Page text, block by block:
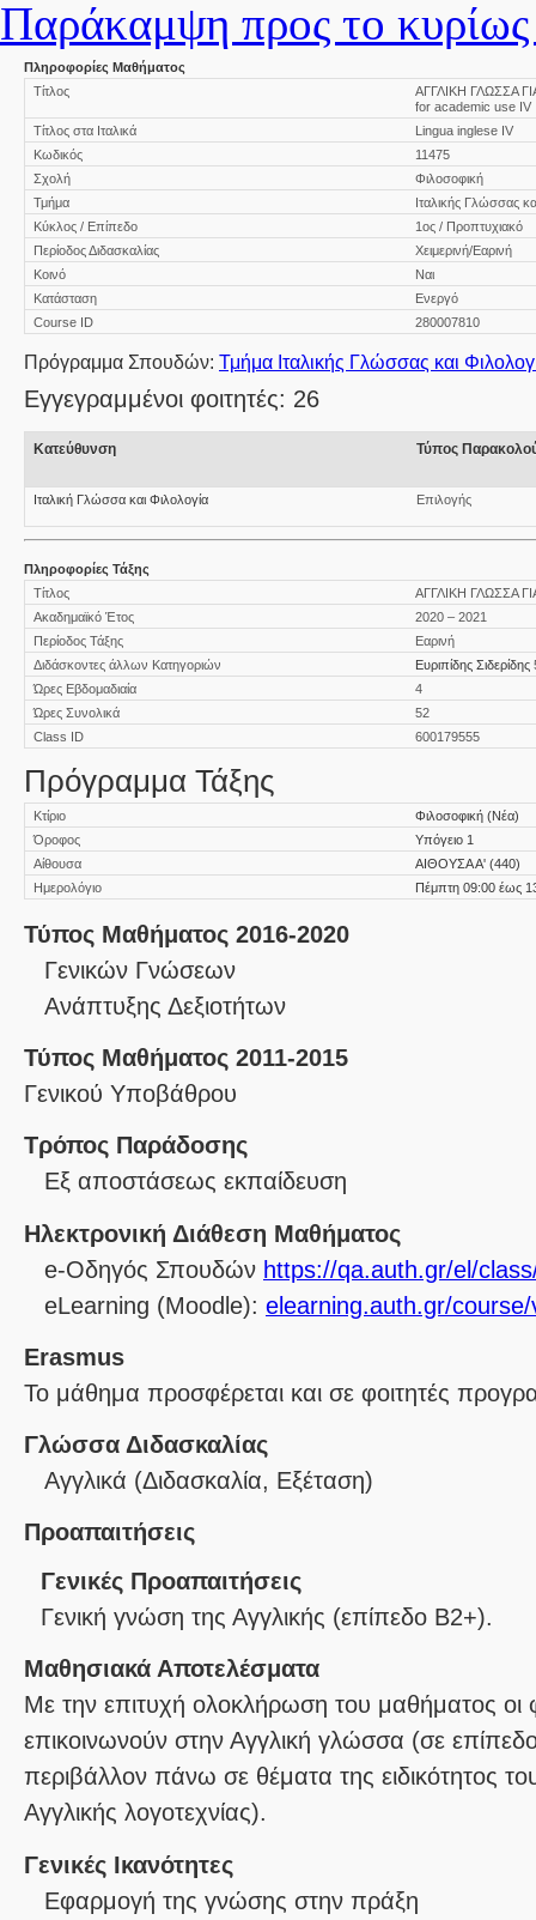
Παράκαμψη προς το κυρίως
Πληροφορίες Μαθήματος
Τίτλος
ΑΓΓΛΙΚΗ ΓΛΩΣΣΑ
for academic use IV
Τίτλος στα Ιταλικά
Lingua inglese IV
Κωδικός
11475
Σχολή
Φιλοσοφική
Τμήμα
Ιταλικής Γλώσσας
Κύκλος / Επίπεδο
1ος / Προπτυχιακό
Περίοδος Διδασκαλίας
Χειμερινή/Εαρινή
Κοινό
Ναι
Κατάσταση
Ενεργό
Course ID
280007810
Πρόγραμμα Σπουδών: Τμήμα Ιταλικής Γλώσσας και
Εγγεγραμμένοι φοιτητές: 26
Κατεύθυνση Τύπος
Ιταλική Γλώσσα και Φιλολογία Επιλογής
Πληροφορίες Τάξης
Τίτλος
ΑΓΓΛΙΚΗ ΓΛΩΣΣΑ
Ακαδημαϊκό Έτος
2020 – 2021
Περίοδος Τάξης
Εαρινή
Διδάσκοντες άλλων Κατηγοριών
Ευριπίδης Σιδερίδης
Ώρες Εβδομαδιαία
4
Ώρες Συνολικά
52
Class ID
600179555
Πρόγραμμα Τάξης
Κτίριο
Φιλοσοφική (Νέα)
Όροφος
Υπόγειο 1
Αίθουσα
ΑΙΘΟΥΣΑ Α' (440)
Ημερολόγιο
Πέμπτη 09:00 έως
Τύπος Μαθήματος 2016-2020
Γενικών Γνώσεων
Ανάπτυξης Δεξιοτήτων
Τύπος Μαθήματος 2011-2015
Γενικού Υποβάθρου
Τρόπος Παράδοσης
Eξ απoστάσεως εκπαίδευση
Ηλεκτρονική Διάθεση Μαθήματος
e-Οδηγός Σπουδών https://qa.auth.gr/el/
eLearning (Moodle): elearning.auth.gr/
Erasmus
Το μάθημα προσφέρεται και σε φοιτητές
Γλώσσα Διδασκαλίας
Αγγλικά (Διδασκαλία, Εξέταση)
Προαπαιτήσεις
Γενικές Προαπαιτήσεις
Γενική γνώση της Αγγλικής (επίπεδο Β2+).
Μαθησιακά Αποτελέσματα
Με την επιτυχή ολοκλήρωση του μαθήματος οι
επικοινωνούν στην Αγγλική γλώσσα (σε
περιβάλλον πάνω σε θέματα της ειδικότητος
Αγγλικής λογοτεχνίας).
Γενικές Ικανότητες
Εφαρμογή της γνώσης στην πράξη